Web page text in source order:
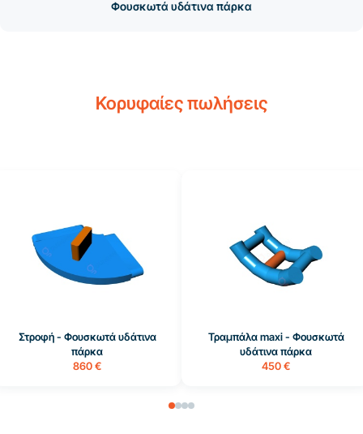
Φουσκωτά υδάτινα πάρκα
Κορυφαίες πωλήσεις
Στροφή - Φουσκωτά υδάτινα
πάρκα
860 €
Τραμπάλα maxi - Φουσκωτά
υδάτινα πάρκα
450 €